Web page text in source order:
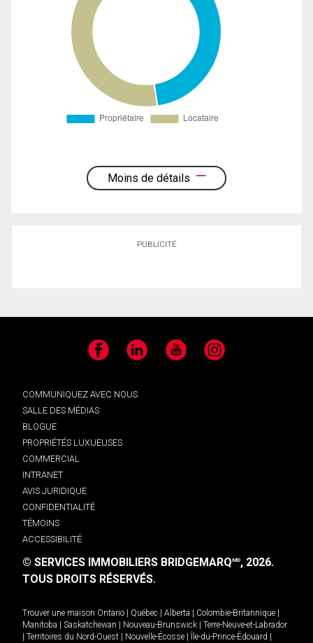
Moins de détails
PUBLICITÉ
Facebook LinkedIn YouTube Instagram
COMMUNIQUEZ AVEC NOUS
SALLE DES MÉDIAS
BLOGUE
PROPRIÉTÉS LUXUEUSES
COMMERCIAL
INTRANET
AVIS JURIDIQUE
CONFIDENTIALITÉ
TÉMOINS
ACCESSIBILITÉ
© SERVICES IMMOBILIERS BRIDGEMARQMD, 2026.
TOUS DROITS RÉSERVÉS.
Trouver une maison Ontario Québec Alberta Colombie-Britannique
Manitoba
Saskatchewan Nouveau-Brunswick
Terre-Neuve-et-Labrador
Territoires du Nord-Ouest Nouvelle-Écosse Île-du-Prince-Édouard